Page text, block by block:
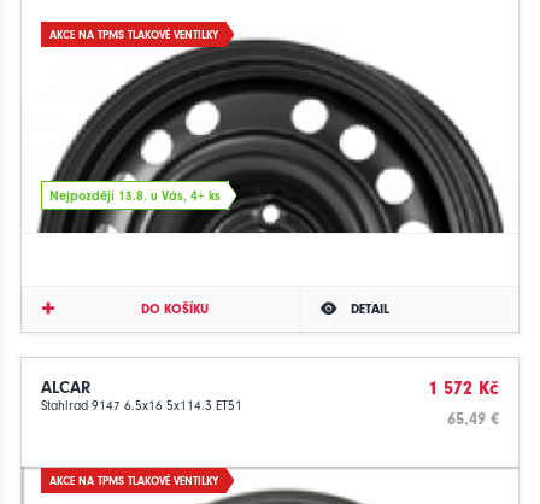
AKCE NA TPMS TLAKOVÉ VENTILKY
Nejpozději 13.8. u Vás, 4+ ks
DO KOŠÍKU DETAIL
ALCAR
Stahlrad 9147 6.5x16 5x114.3 ET51
1 572 Kč
65.49 €
AKCE NA TPMS TLAKOVÉ VENTILKY